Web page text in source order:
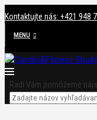
Kontaktujte nás: +421 948
MENU
Radi Vám pomôžeme